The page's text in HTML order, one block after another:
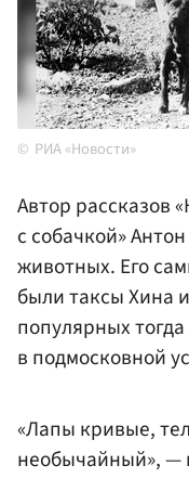
РИА «Новости»
Автор рассказов
с собачкой»
животных. Его
были таксы Хина
популярных
в подмосковной
«Лапы кривые,
необычайный», —